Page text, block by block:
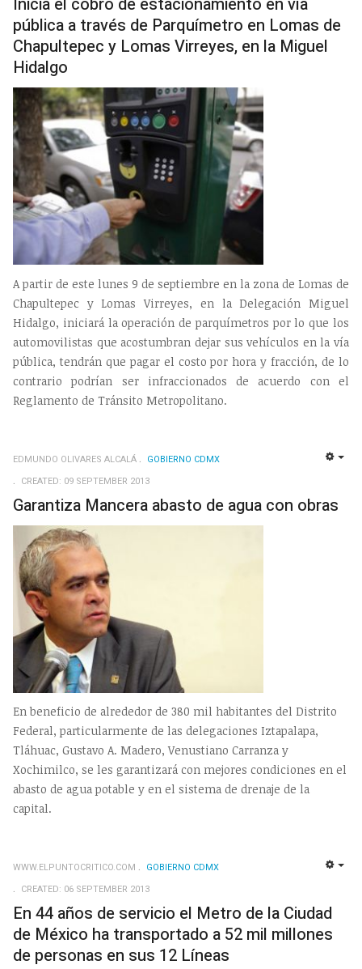
pública a través de Parquímetro en Lomas de
Chapultepec y Lomas Virreyes, en la Miguel
Hidalgo
A partir de este lunes 9 de septiembre en la zona de Lomas de
Chapultepec y Lomas Virreyes, en la Delegación Miguel
Hidalgo, iniciará la operación de parquímetros por lo que los
automovilistas que acostumbran dejar sus vehículos en la vía
pública, tendrán que pagar el costo por hora y fracción, de lo
contrario podrían ser infraccionados de acuerdo con el
Reglamento de Tránsito Metropolitano.
EDMUNDO OLIVARES ALCALÁ
GOBIERNO CDMX
CREATED: 09 SEPTEMBER 2013
Garantiza Mancera abasto de agua con obras
En beneficio de alrededor de 380 mil habitantes del Distrito
Federal, particularmente de las delegaciones Iztapalapa,
Tláhuac, Gustavo A. Madero, Venustiano Carranza y
Xochimilco, se les garantizará con mejores condiciones en el
abasto de agua potable y en el sistema de drenaje de la
capital.
WWW.ELPUNTOCRITICO.COM
GOBIERNO CDMX
CREATED: 06 SEPTEMBER 2013
En 44 años de servicio el Metro de la Ciudad
de México ha transportado a 52 mil millones
de personas en sus 12 Líneas